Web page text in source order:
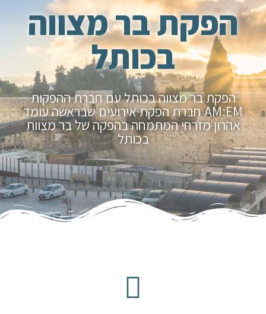
הפקת בר מצווה
בכותל
הפקת בר מצווה בכותל עם חברת ההפקות
AM:EM חברת הפקת אירועים שבראשה עומד
אהרון מזרחי המתמחה בהפקה של בר מצוות
בכותל